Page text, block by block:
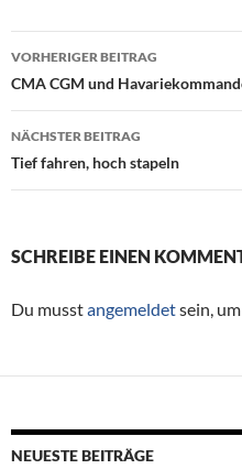
VORHERIGER BEITRAG
CMA CGM und
NÄCHSTER BEITRAG
Tief fahren, hoch stapeln
SCHREIBE EINEN
Du musstangemeldetsein,
NEUESTE BEITRÄGE